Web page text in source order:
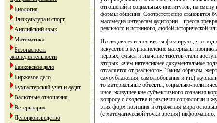
Биология
Физкультура и спорт
Английский язык
Математика
Безопасность
жизнедеятельности
Банковское дело
Биржевое дело
Бухгалтерский учет и аудит
Валютные отношения
Ветеринария
Делопроизводство
отношений и социальных институтов, на смену
формы общения. Соответственно становится
массмедиа интересам аудитории – пресса
реального и истинного, любой исторической
Исследователи-лингвисты фиксируют, что
искусстве в журналистские материалы
первых, смысл и значение текстов стали
вторых, «чем интенсивнее документальное
отдаляется от реального». Таким образом,
самоублажения, самолюбования и т.п.)
то материальные объекты, социально-
иное, живущее вне субъективного сознания
вопросу о сходстве и различии социологии и
этих форм познания и отражения мира
(с математической точки зрения) информацию.